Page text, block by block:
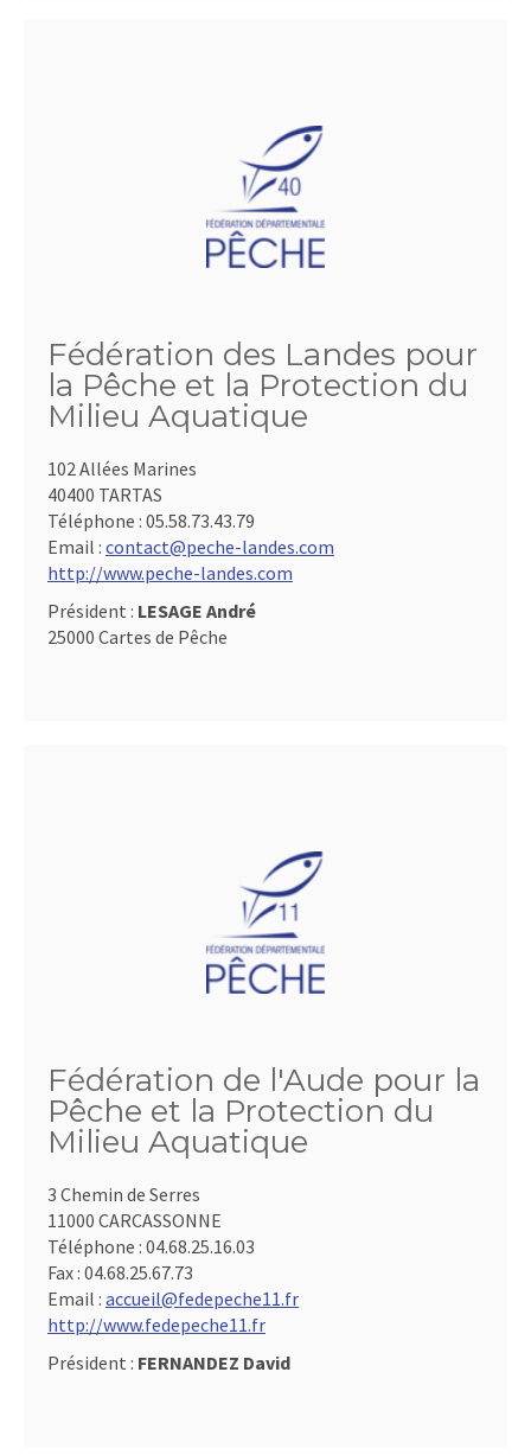
Fédération des Landes pour
la Pêche et la Protection du
Milieu Aquatique
102 Allées Marines
40400 TARTAS
Téléphone : 05.58.73.43.79
Email : contact@peche-landes.com
http://www.peche-landes.com
Président : LESAGE André
25000 Cartes de Pêche
Fédération de l'Aude pour la
Pêche et la Protection du
Milieu Aquatique
3 Chemin de Serres
11000 CARCASSONNE
Téléphone : 04.68.25.16.03
Fax : 04.68.25.67.73
Email : accueil@fedepeche11.fr
http://www.fedepeche11.fr
Président : FERNANDEZ David